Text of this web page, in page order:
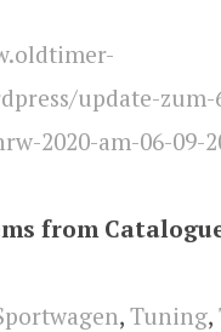
update-zum-
2020-am-06-09-
from
, Tuning,